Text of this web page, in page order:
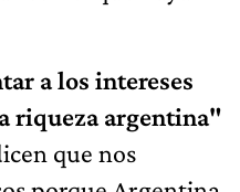
a los intereses
riqueza argentina"
que nos